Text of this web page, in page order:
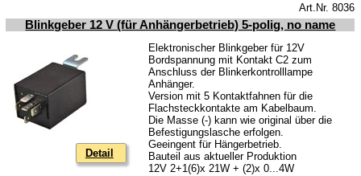
Art.Nr. 8036
Blinkgeber 12 V (für Anhängerbetrieb) 5-polig, no name
Detail
Elektronischer Blinkgeber für 12V
Bordspannung mit Kontakt C2 zum
Anschluss der Blinkerkontrolllampe
Anhänger.
Version mit 5 Kontaktfahnen für die
Flachsteckkontakte am Kabelbaum.
Die Masse (-) kann wie original über die
Befestigungslasche erfolgen.
Geeingent für Hängerbetrieb.
Bauteil aus aktueller Produktion
12V 2+1(6)x 21W + (2)x 0...4W